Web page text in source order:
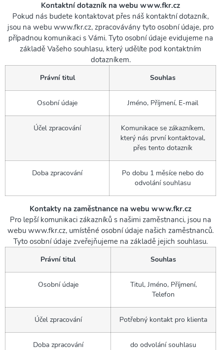
Kontaktní dotazník na webu www.fkr.cz
Pokud nás budete kontaktovat přes náš kontaktní dotazník,
jsou na webu www.fkr.cz, zpracovávány tyto osobní údaje, pro
případnou komunikaci s Vámi. Tyto osobní údaje evidujeme na
základě Vašeho souhlasu, který udělíte pod kontaktním
dotazníkem.
Právní titul Souhlas
Osobní údaje Jméno, Příjmení, E-mail
Účel zpracování
Komunikace se zákazníkem,
který nás první kontaktoval,
přes tento dotazník
Doba zpracování
Po dobu 1 měsíce nebo do
odvolání souhlasu
Kontakty na zaměstnance na webu www.fkr.cz
Pro lepší komunikaci zákazníků s našimi zaměstnanci, jsou na
webu www.fkr.cz, umístěné osobní údaje našich zaměstnanců.
Tyto osobní údaje zveřejňujeme na základě jejich souhlasu.
Právní titul Souhlas
Osobní údaje
Titul, Jméno, Příjmení,
Telefon
Účel zpracování Potřebný kontakt pro klienta
Doba zpracování do odvolání souhlasu